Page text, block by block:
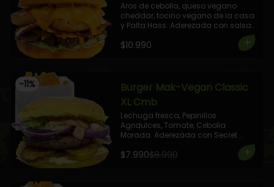
Aros de cebolla, queso vegano
cheddar, tocino vegano de la casa
y Palta Hass. Aderezada con salsa
+ 1 Elige tu Combo!
$10.990
-11%
Burger Mak-Vegan Classic
XL Cmb
Lechuga fresca, Pepinillos
Agridulces, Tomate, Cebolla
Morada. Aderezada con Secret
Pan y Proteína a Elección.
$7.990$8.990